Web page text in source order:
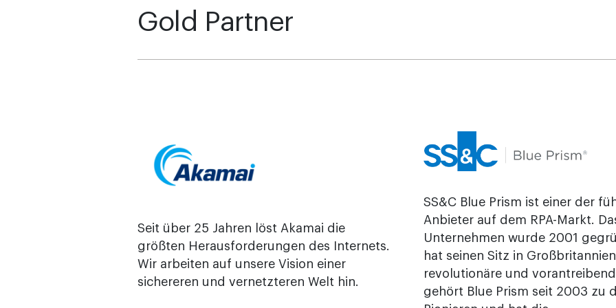
Gold Partner
Seit über 25 Jahren löst Akamai die
größten Herausforderungen des Internets.
Wir arbeiten auf unsere Vision einer
sichereren und vernetzteren Welt hin.
SS&C Blue Prism ist einer der
Anbieter auf dem RPA-Markt.
Unternehmen wurde 2001
hat seinen Sitz in
revolutionäre und
gehört Blue Prism seit 2003 zu